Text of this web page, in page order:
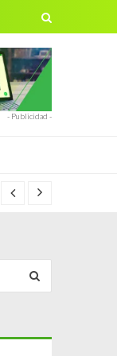
- Publicidad -